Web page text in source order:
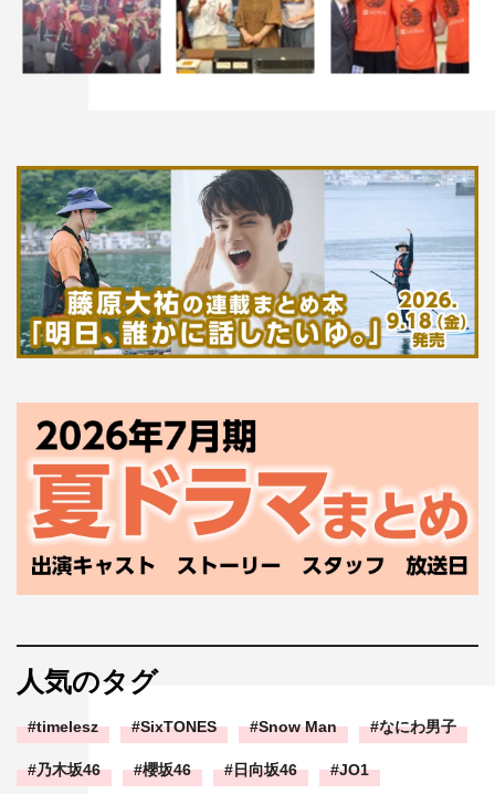
鈴木ゆうか
人気のタグ
timelesz SixTONES Snow Man なにわ男子
乃木坂46 櫻坂46 日向坂46 JO1